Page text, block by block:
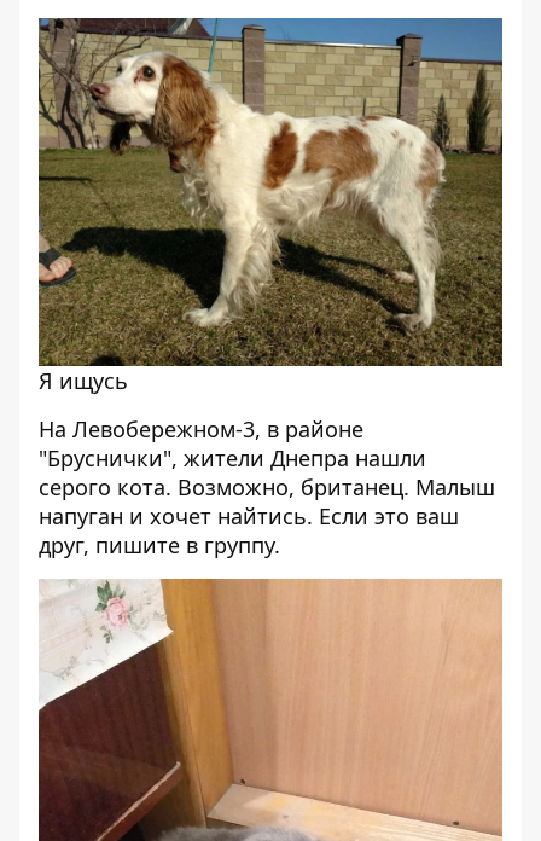
Я ищусь
На Левобережном-3, в районе
"Бруснички", жители Днепра нашли
серого кота. Возможно, британец. Малыш
напуган и хочет найтись. Если это ваш
друг, пишите в группу.